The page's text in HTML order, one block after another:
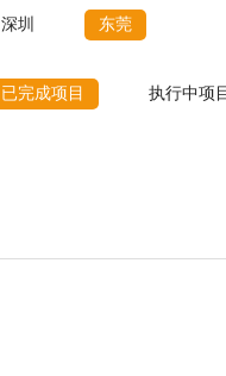
深圳 东莞
已完成项目 执行中项